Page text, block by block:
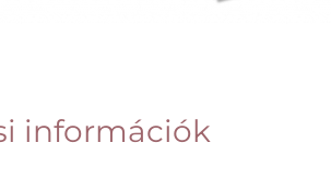
információk